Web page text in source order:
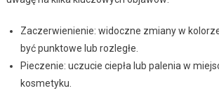
Zaczerwienienie: widoczne zmiany w
być punktowe lub rozległe.
Pieczenie: uczucie ciepła lub palenia w
kosmetyku.